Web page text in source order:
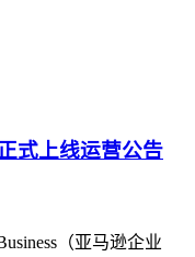
式上线运营公告
（亚马逊企业